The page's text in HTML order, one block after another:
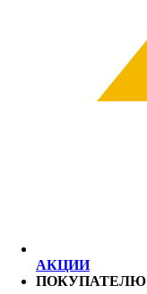
АКЦИИ
ПОКУПАТЕЛЮ